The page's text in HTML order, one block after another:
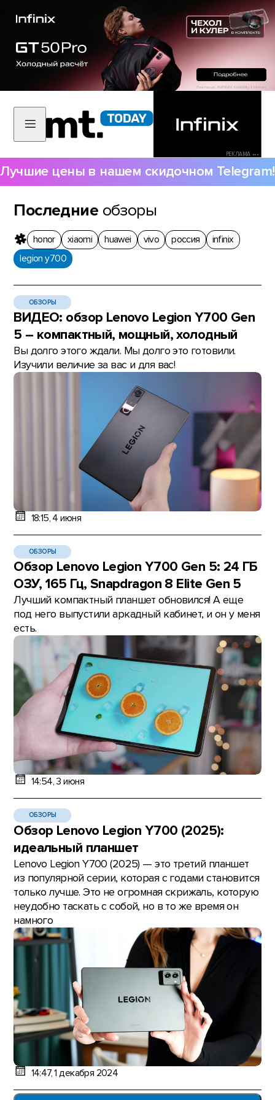
РЕКЛАМА •••
Лучшие цены в нашем скидочном Telegram!
Последние обзоры
honor xiaomi huawei vivo россия
infinix
legion y700
ОБЗОРЫ
ВИДЕО: обзор Lenovo Legion Y700 Gen
5 – компактный, мощный, холодный
Вы долго этого ждали. Мы долго это готовили.
Изучили величие за вас и для вас!
18:15, 4 июня
ОБЗОРЫ
Обзор Lenovo Legion Y700 Gen 5: 24 ГБ
ОЗУ, 165 Гц, Snapdragon 8 Elite Gen 5
Лучший компактный планшет обновился! А еще
под него выпустили аркадный кабинет, и он у меня
есть.
14:54, 3 июня
ОБЗОРЫ
Обзор Lenovo Legion Y700 (2025):
идеальный планшет
Lenovo Legion Y700 (2025) — это третий планшет
из популярной серии, которая с годами становится
только лучше. Это не огромная скрижаль, которую
неудобно таскать с собой, но в то же время он
намного
14:47, 1 декабря 2024